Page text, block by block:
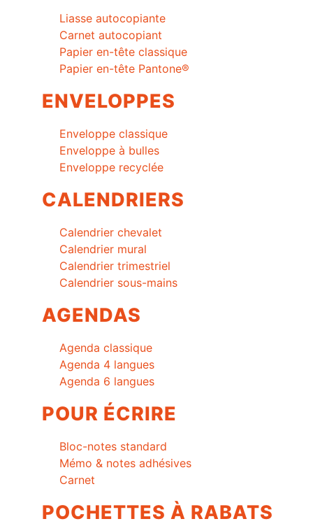
Liasse autocopiante
Carnet autocopiant
Papier en-tête classique
Papier en-tête Pantone®
ENVELOPPES
Enveloppe classique
Enveloppe à bulles
Enveloppe recyclée
CALENDRIERS
Calendrier chevalet
Calendrier mural
Calendrier trimestriel
Calendrier sous-mains
AGENDAS
Agenda classique
Agenda 4 langues
Agenda 6 langues
POUR ÉCRIRE
Bloc-notes standard
Mémo & notes adhésives
Carnet
POCHETTES À RABATS